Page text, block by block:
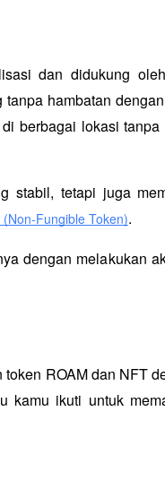
dan didukung
hambatan
berbagai lokasi
stabil, tetapi juga
(Non-Fungible Token).
dengan melakukan
ROAM dan NFT
kamu ikuti untuk